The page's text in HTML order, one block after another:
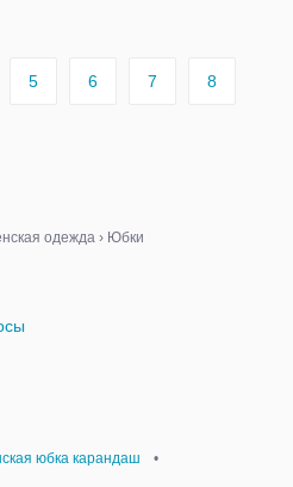
5 6 7 8
одежда › Юбки
юбка карандаш
•